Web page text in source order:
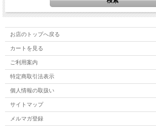
お店のトップへ戻る
カートを見る
ご利用案内
特定商取引法表示
個人情報の取扱い
サイトマップ
メルマガ登録